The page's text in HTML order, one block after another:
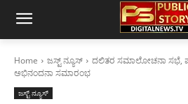
Home ಜಸ್ಟ್ ನ್ಯೂಸ್
ದಲಿತರ ಸ‌ಮಾಲೋಚನಾ ಸಭೆ,
ಅಭಿನಂದನಾ ಸಮಾರಂಭ
ಜಸ್ಟ್ ನ್ಯೂಸ್